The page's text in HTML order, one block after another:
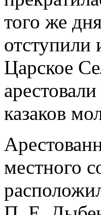
того же
отступили
Царское
казаков
местного